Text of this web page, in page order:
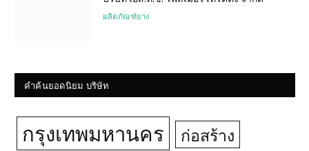
ผลิตภัณฑ์ยาง
คำค้นยอดนิยม บริษัท
กรุงเทพมหานคร ก่อสร้าง